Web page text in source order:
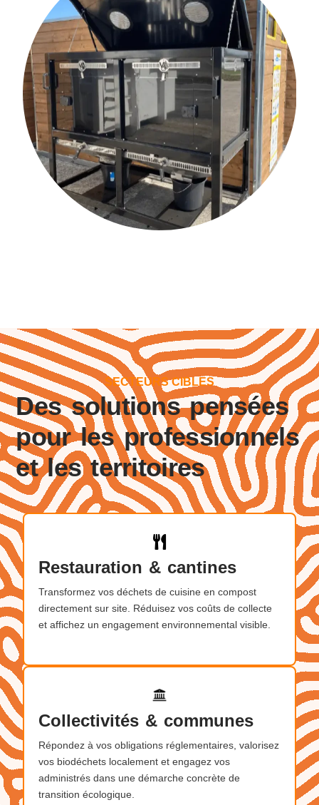
SECTEURS CIBLES
Des solutions pensées
pour les professionnels
et les territoires
Restauration & cantines
Transformez vos déchets de cuisine en compost
directement sur site. Réduisez vos coûts de collecte
et affichez un engagement environnemental visible.
Collectivités & communes
Répondez à vos obligations réglementaires, valorisez
vos biodéchets localement et engagez vos
administrés dans une démarche concrète de
transition écologique.